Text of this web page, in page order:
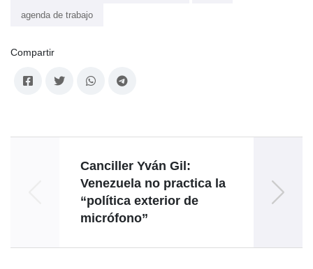
agenda de trabajo
Compartir
Canciller Yván Gil:
Venezuela no practica la
“política exterior de
micrófono”